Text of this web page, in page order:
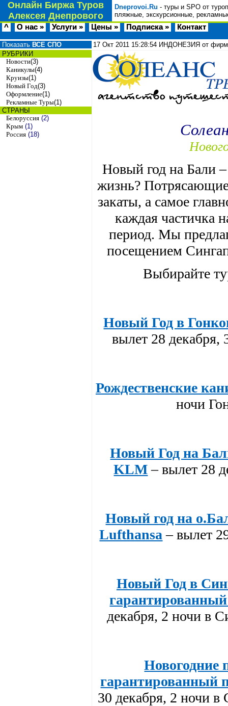
Онлайн Биржа Туров
Алексея Днепрового
Dneprovoi.Ru - туры и SPO от
пляжные, экскурсионные,
^ О нас » Услуги » Цены » Подписка » Контакт
Показать ВСЕ СПО
РУБРИКИ
Новости(3)
Каникулы(4)
Круизы(1)
Новый Год(3)
Оформление(1)
Рекламные Туры(1)
СТРАНЫ
Белоруссия (2)
Крым (1)
Россия (18)
17 Окт 2011 15:28:54 ИНДОНЕЗИЯ от
Новый год на Бали
жизнь?
закаты, а самое
каждая частичка
период. Мы
посещением
Выбирайте
Новый Год в
вылет 28 декабря,
Рождественские
ночи
Новый Год на
KLM– вылет 28
Новый год на
Lufthansa – вылет
Новый Год в
декабря, 2 ночи в
Новогодние
гарантированный
30 декабря, 2 ночи